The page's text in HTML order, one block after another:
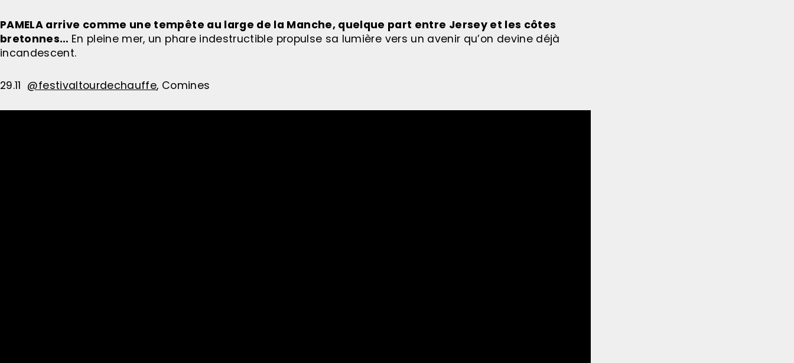
PAMELA arrive comme une tempête au large de la Manche, quelque part entre Jersey et les côtes
bretonnes… En pleine mer, un phare indestructible propulse sa lumière vers un avenir qu’on devine déjà
incandescent.
29.11 @festivaltourdechauffe, Comines